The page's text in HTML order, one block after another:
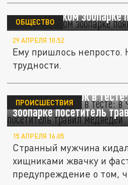
В челябинском зоопарке
ОБЩЕСТВО
29 АПРЕЛЯ 10:52
Ему пришлось непросто.
трудности.
Накидал сосисок в
зоопарке посетитель
ПРОИСШЕСТВИЯ
15 АПРЕЛЯ 16:05
Странный мужчина
хищниками жвачку и
предупреждение о том,